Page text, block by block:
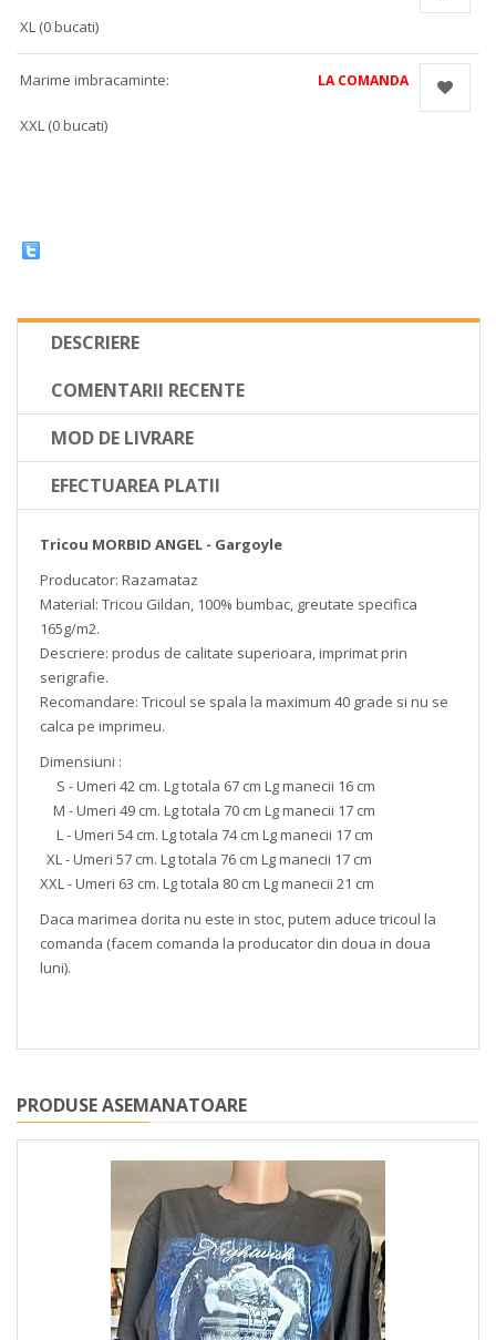
XL (0 bucati)
Marime imbracaminte:
XXL (0 bucati)
LA COMANDA
DESCRIERE
COMENTARII RECENTE
MOD DE LIVRARE
EFECTUAREA PLATII
Tricou MORBID ANGEL - Gargoyle
Producator: Razamataz
Material: Tricou Gildan, 100% bumbac, greutate specifica
165g/m2.
Descriere: produs de calitate superioara, imprimat prin
serigrafie.
Recomandare: Tricoul se spala la maximum 40 grade si nu se
calca pe imprimeu.
Dimensiuni :
S - Umeri 42 cm. Lg totala 67 cm Lg manecii 16 cm
M - Umeri 49 cm. Lg totala 70 cm Lg manecii 17 cm
L - Umeri 54 cm. Lg totala 74 cm Lg manecii 17 cm
XL - Umeri 57 cm. Lg totala 76 cm Lg manecii 17 cm
XXL - Umeri 63 cm. Lg totala 80 cm Lg manecii 21 cm
Daca marimea dorita nu este in stoc, putem aduce tricoul la
comanda (facem comanda la producator din doua in doua
luni).
PRODUSE ASEMANATOARE